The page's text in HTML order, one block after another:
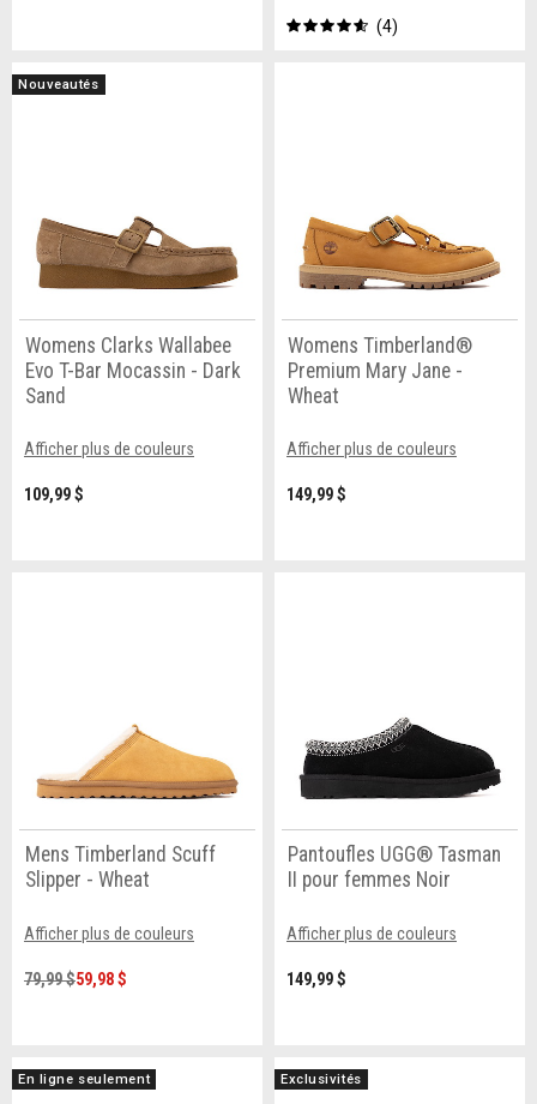
4
Nouveautés
Womens Clarks Wallabee
Evo T-Bar Mocassin - Dark
Sand
Afficher plus de couleurs
109,99 $
Womens Timberland®
Premium Mary Jane -
Wheat
Afficher plus de couleurs
149,99 $
Mens Timberland Scuff
Slipper - Wheat
Afficher plus de couleurs
79,99 $59,98 $
Pantoufles UGG® Tasman
II pour femmes Noir
Afficher plus de couleurs
149,99 $
En ligne seulement Exclusivités